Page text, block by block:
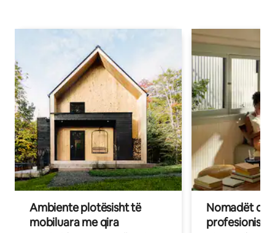
Ambiente plotësisht të
mobiluara me qira
Nomadët